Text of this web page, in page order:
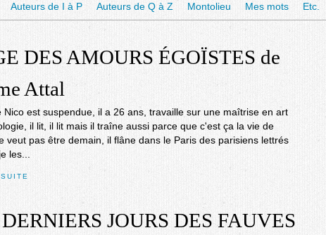
Auteurs de I à P Auteurs de Q à Z Montolieu Mes mots Etc.
DES AMOURS ÉGOÏSTES de
Attal
Nico est suspendue, il a 26 ans, travaille sur une maîtrise en art
il lit, il lit mais il traîne aussi parce que c'est ça la vie de
veut pas être demain, il flâne dans le Paris des parisiens lettrés
les...
JOURS DES FAUVES